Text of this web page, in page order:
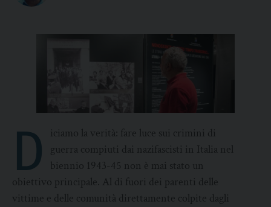
D
iciamo la verità: fare luce sui crimini di
guerra compiuti dai nazifascisti in Italia nel
biennio 1943-45 non è mai stato un
obiettivo principale. Al di fuori dei parenti delle
vittime e delle comunità direttamente colpite dagli